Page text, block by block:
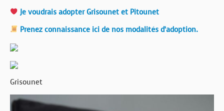
Je voudrais adopter Grisounet et Pitounet
Prenez connaissance ici de nos modalités d’adoption.
Grisounet